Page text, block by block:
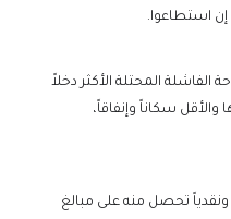
إن استطاعوا.
الفاشلة المحتلة الأكثر دخلاً
سكاناً وإنفاقاً،
ونقدياً تحصل منه على مبالغ